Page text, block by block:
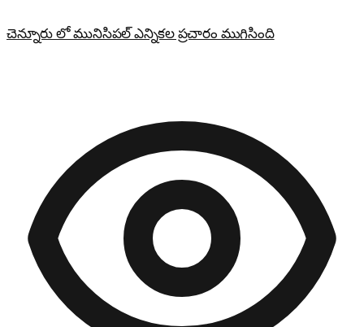
చెన్నూరు లో మునిసిపల్ ఎన్నికల ప్రచారం ముగిసింది